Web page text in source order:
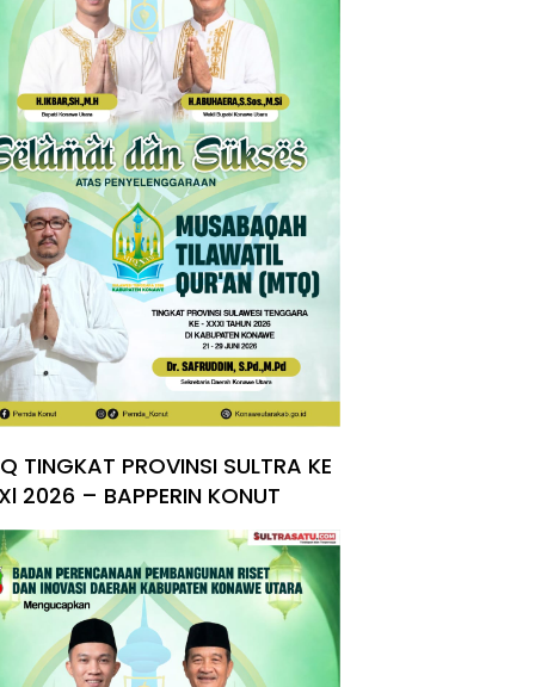
TINGKAT PROVINSI SULTRA KE
2026 – BAPPERIN KONUT